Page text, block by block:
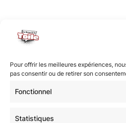
Pour offrir les meilleures expériences,
pas consentir ou de retirer son
Fonctionnel
Statistiques